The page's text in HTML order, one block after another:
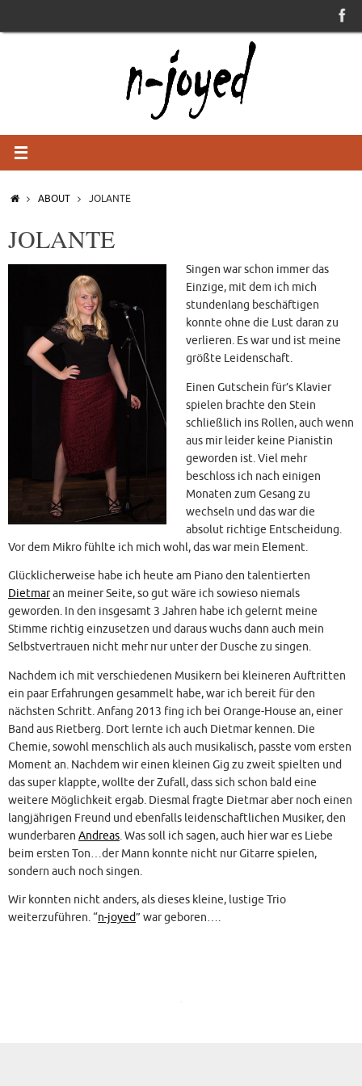
HOMEABOUT JOLANTE
JOLANTE
Singen war schon immer das
Einzige, mit dem ich mich
stundenlang beschäftigen
konnte ohne die Lust daran zu
verlieren. Es war und ist meine
größte Leidenschaft.
Einen Gutschein für’s Klavier
spielen brachte den Stein
schließlich ins Rollen, auch wenn
aus mir leider keine Pianistin
geworden ist. Viel mehr
beschloss ich nach einigen
Monaten zum Gesang zu
wechseln und das war die
absolut richtige Entscheidung.
Vor dem Mikro fühlte ich mich wohl, das war mein Element.
Glücklicherweise habe ich heute am Piano den talentierten
Dietmaran meiner Seite, so gut wäre ich sowieso niemals
geworden. In den insgesamt 3 Jahren habe ich gelernt meine
Stimme richtig einzusetzen und daraus wuchs dann auch mein
Selbstvertrauen nicht mehr nur unter der Dusche zu singen.
Nachdem ich mit verschiedenen Musikern bei kleineren Auftritten
ein paar Erfahrungen gesammelt habe, war ich bereit für den
nächsten Schritt. Anfang 2013 fing ich bei Orange-House an, einer
Band aus Rietberg. Dort lernte ich auch Dietmar kennen. Die
Chemie, sowohl menschlich als auch musikalisch, passte vom ersten
Moment an. Nachdem wir einen kleinen Gig zu zweit spielten und
das super klappte, wollte der Zufall, dass sich schon bald eine
weitere Möglichkeit ergab. Diesmal fragte Dietmar aber noch einen
langjährigen Freund und ebenfalls leidenschaftlichen Musiker, den
wunderbaren Andreas. Was soll ich sagen, auch hier war es Liebe
beim ersten Ton…der Mann konnte nicht nur Gitarre spielen,
sondern auch noch singen.
Wir konnten nicht anders, als dieses kleine, lustige Trio
weiterzuführen. “n-joyed” war geboren….